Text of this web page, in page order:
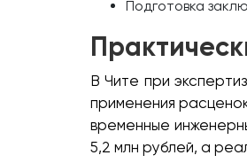
Подготовка
В Чите при
применения
временные
5,2 млн рублей, а